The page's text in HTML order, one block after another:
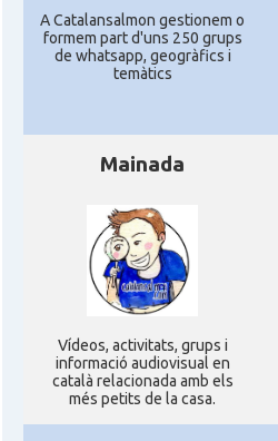
A Catalansalmon gestionem o
formem part d'uns 250 grups
de whatsapp, geogràfics i
temàtics
Mainada
Ví­deos, activitats, grups i
informació audiovisual en
català relacionada amb els
més petits de la casa.